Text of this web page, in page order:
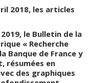
2018, les articles
le Bulletin de la
« Recherche
Banque de France y
résumées en
des graphiques